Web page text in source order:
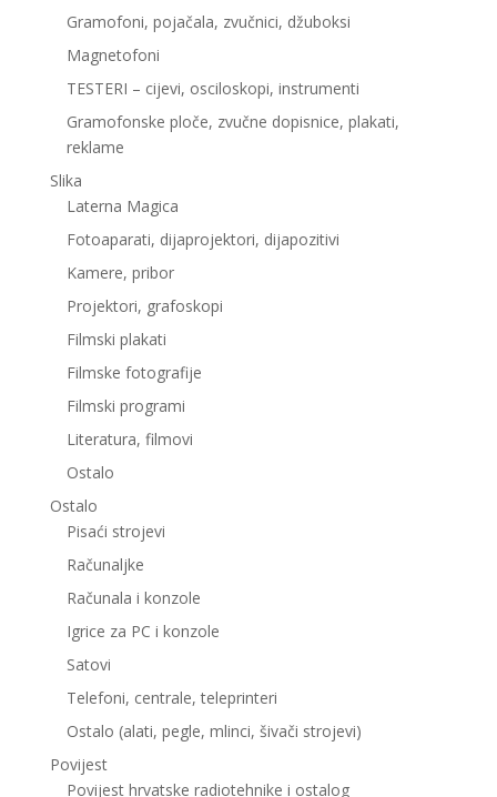
Gramofoni, pojačala, zvučnici, džuboksi
Magnetofoni
TESTERI – cijevi, osciloskopi, instrumenti
Gramofonske ploče, zvučne dopisnice, plakati,
reklame
Slika
Laterna Magica
Fotoaparati, dijaprojektori, dijapozitivi
Kamere, pribor
Projektori, grafoskopi
Filmski plakati
Filmske fotografije
Filmski programi
Literatura, filmovi
Ostalo
Ostalo
Pisaći strojevi
Računaljke
Računala i konzole
Igrice za PC i konzole
Satovi
Telefoni, centrale, teleprinteri
Ostalo (alati, pegle, mlinci, šivači strojevi)
Povijest
Povijest hrvatske radiotehnike i ostalog